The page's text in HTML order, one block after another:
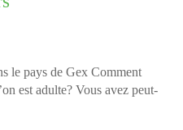
le pays de Gex Comment
est adulte? Vous avez peut-